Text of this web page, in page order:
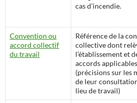
cas d’incendie.
Convention ou
accord collectif
du travail
Référence de la
collective dont
l’établissement et
accords applicables
(précisions sur les
de leur
lieu de travail)